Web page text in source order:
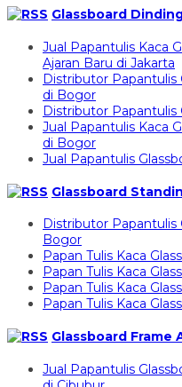
Glassboard
Jual Papantulis Kaca
Ajaran Baru di Jakarta
Distributor Papantulis
di Bogor
Distributor Papantulis
Jual Papantulis Kaca
di Bogor
Jual Papantulis
Glassboard
Distributor Papantulis
Bogor
Papan Tulis Kaca
Papan Tulis Kaca
Papan Tulis Kaca
Papan Tulis Kaca
Glassboard Frame
Jual Papantulis